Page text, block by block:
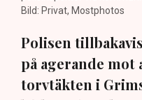
Bild: Privat, Mostphotos
Polisen
på agerande
torvtäkten i